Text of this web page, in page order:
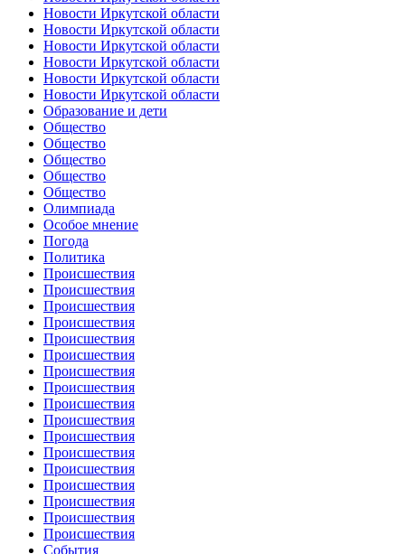
Новости Иркутской области
Новости Иркутской области
Новости Иркутской области
Новости Иркутской области
Новости Иркутской области
Новости Иркутской области
Образование и дети
Общество
Общество
Общество
Общество
Общество
Олимпиада
Особое мнение
Погода
Политика
Происшествия
Происшествия
Происшествия
Происшествия
Происшествия
Происшествия
Происшествия
Происшествия
Происшествия
Происшествия
Происшествия
Происшествия
Происшествия
Происшествия
Происшествия
Происшествия
Происшествия
События